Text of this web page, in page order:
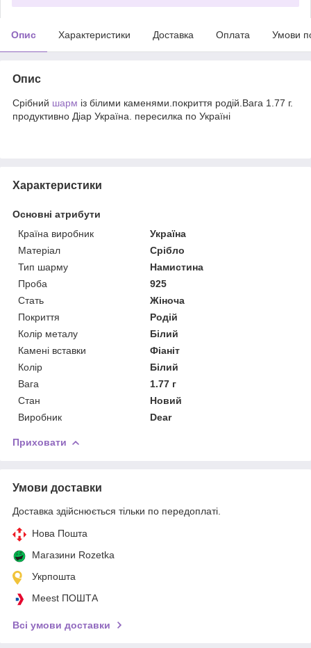
Опис Характеристики Доставка Оплата Умови
Опис
Срібний шарм із білими каменями.покриття родій.Вага 1.77 г.
продуктивно Діар Україна. пересилка по Україні
Характеристики
Основні атрибути
Країна виробник
Україна
Матеріал
Срібло
Тип шарму
Намистина
Проба
925
Стать
Жіноча
Покриття
Родій
Колір металу
Білий
Камені вставки
Фіаніт
Колір
Білий
Вага
1.77 г
Стан
Новий
Виробник
Dear
Приховати
Умови доставки
Доставка здійснюється тільки по передоплаті.
Нова Пошта
Магазини Rozetka
Укрпошта
Meest ПОШТА
Всі умови доставки